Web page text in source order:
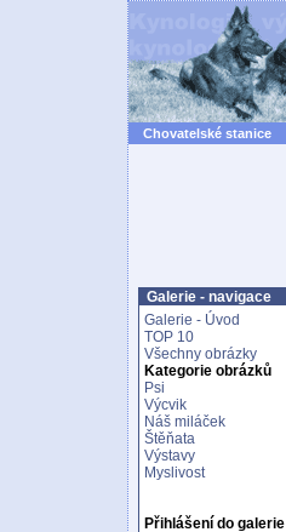
Chovatelské stanice
Galerie - navigace
Galerie - Úvod
TOP 10
Všechny obrázky
Kategorie obrázků
Psi
Výcvik
Náš miláček
Štěňata
Výstavy
Myslivost
Přihlášení do galerie